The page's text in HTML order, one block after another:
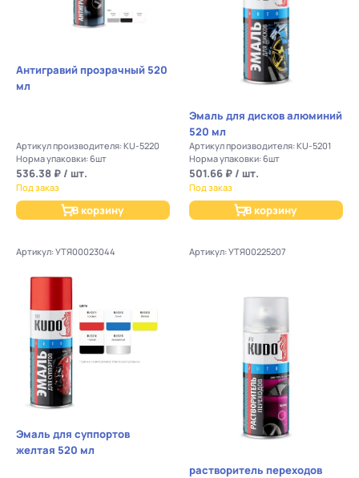
Антигравий прозрачный 520
мл
Артикул производителя: KU-5220
Норма упаковки: 6шт
536.38 ₽ / шт.
Под заказ
В корзину
Эмаль для дисков алюминий
520 мл
Артикул производителя: KU-5201
Норма упаковки: 6шт
501.66 ₽ / шт.
Под заказ
В корзину
Артикул: УТЯ00023044
Эмаль для суппортов
желтая 520 мл
Артикул: УТЯ00225207
растворитель переходов